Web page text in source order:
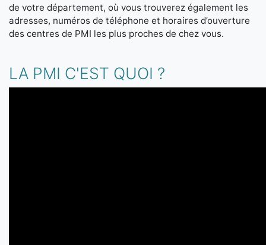
de votre département, où vous trouverez également les
adresses, numéros de téléphone et horaires d’ouverture
des centres de PMI les plus proches de chez vous.
LA PMI C'EST QUOI ?